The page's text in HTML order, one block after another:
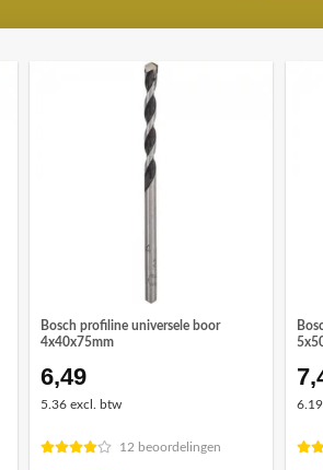
Bosch profiline universele boor
4x40x75mm
6,49
5.36 excl. btw
12 beoordelingen